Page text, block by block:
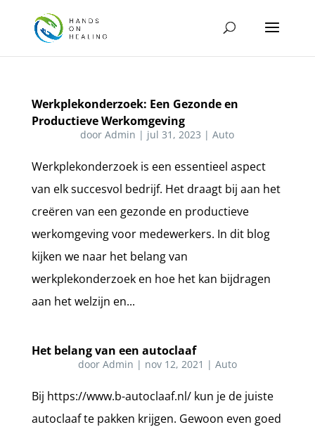
Werkplekonderzoek: Een Gezonde en
Productieve Werkomgeving
doorAdmin | jul 31, 2023 |Auto
Werkplekonderzoek is een essentieel aspect
van elk succesvol bedrijf. Het draagt bij aan het
creëren van een gezonde en productieve
werkomgeving voor medewerkers. In dit blog
kijken we naar het belang van
werkplekonderzoek en hoe het kan bijdragen
aan het welzijn en...
Het belang van een autoclaaf
door Admin | nov 12, 2021 | Auto
Bij https://www.b-autoclaaf.nl/ kun je de juiste
autoclaaf te pakken krijgen. Gewoon even goed